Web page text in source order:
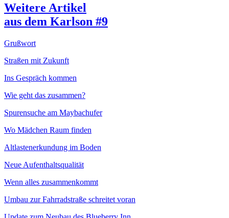
Weitere Artikel
aus dem Karlson #9
Grußwort
Straßen mit Zukunft
Ins Gespräch kommen
Wie geht das zusammen?
Spurensuche am Maybachufer
Wo Mädchen Raum finden
Altlastenerkundung im Boden
Neue Aufenthaltsqualität
Wenn alles zusammenkommt
Umbau zur Fahrradstraße schreitet voran